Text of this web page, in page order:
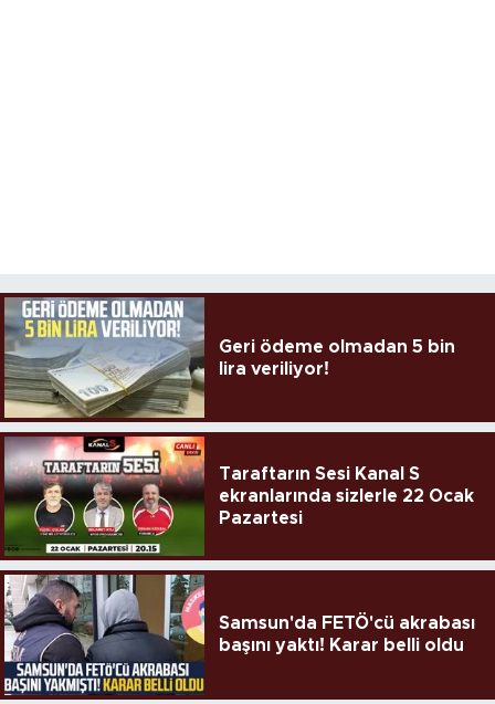
Geri ödeme olmadan 5 bin
lira veriliyor!
Taraftarın Sesi Kanal S
ekranlarında sizlerle 22 Ocak
Pazartesi
Samsun'da FETÖ'cü akrabası
başını yaktı! Karar belli oldu